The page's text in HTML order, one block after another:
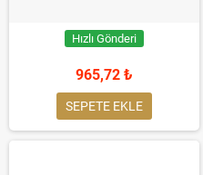
Hızlı Gönderi
965,72 ₺
SEPETE EKLE